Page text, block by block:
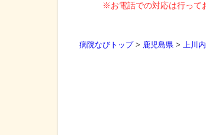
※お電話での対応は行って
病院なびトップ> 鹿児島県 > 上川